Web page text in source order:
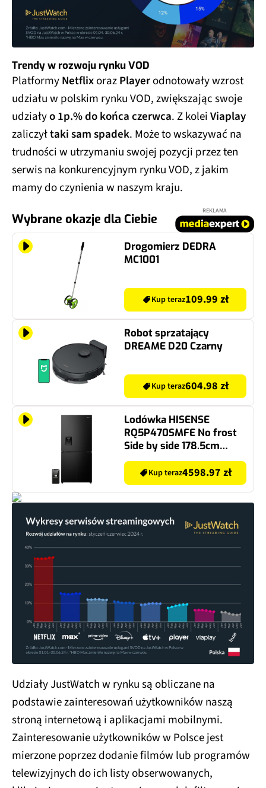
Trendy w rozwoju rynku VOD
PlatformyNetflixorazPlayerodnotowały wzrost
udziału w polskim rynku VOD, zwiększając swoje
udziałyo 1p.% do końca czerwca. Z koleiViaplay
zaliczyłtaki sam spadek. Może to wskazywać na
trudności w utrzymaniu swojej pozycji przez ten
serwis na konkurencyjnym rynku VOD, z jakim
mamy do czynienia w naszym kraju.
Wybrane okazje dla Ciebie
REKLAMA
Drogomierz DEDRA
MC1001
Kup teraz109.99 zł
Robot sprzatający
DREAME D20 Czarny
Kup teraz604.98 zł
Lodówka HISENSE
RQ5P470SMFE No frost
Side by side 178.5cm
Czarna
Kup teraz4598.97 zł
Udziały JustWatch w rynku są obliczane na
podstawie zainteresowań użytkowników naszą
stroną internetową i aplikacjami mobilnymi.
Zainteresowanie użytkowników w Polsce jest
mierzone poprzez dodanie filmów lub programów
telewizyjnych do ich listy obserwowanych,